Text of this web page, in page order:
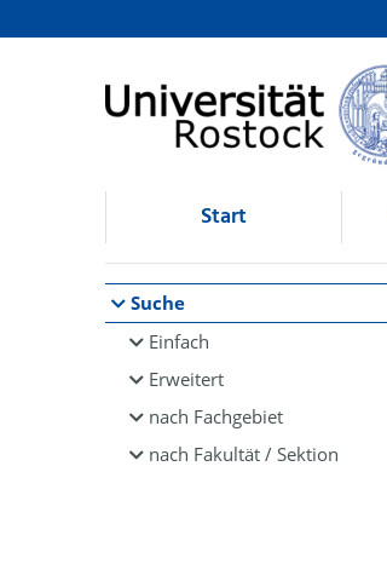
Browsen
direkt zum Inhalt
Start
Suche
Einfach
Erweitert
nach Fachgebiet
nach Fakultät / Sektion